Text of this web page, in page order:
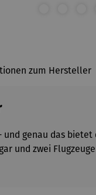
zum Hersteller
und genau das
und zwei